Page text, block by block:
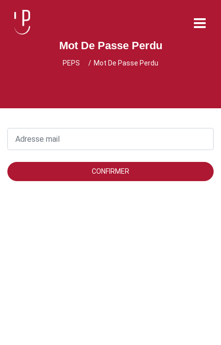
Mot De Passe Perdu
PEPS Mot De Passe Perdu
CONFIRMER